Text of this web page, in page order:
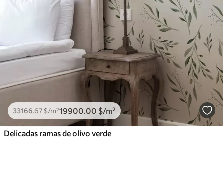
33166.67$/m²19900.00 $/m²
Delicadas ramas de olivo verde